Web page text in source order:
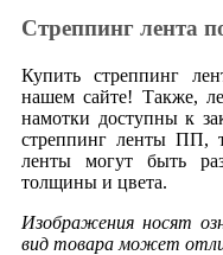
Стреппинг лента
Купить стреппинг
нашем сайте! Также,
намотки доступны к
стреппинг ленты ПП,
ленты могут быть
толщины и цвета.
Изображения носят
вид товара может